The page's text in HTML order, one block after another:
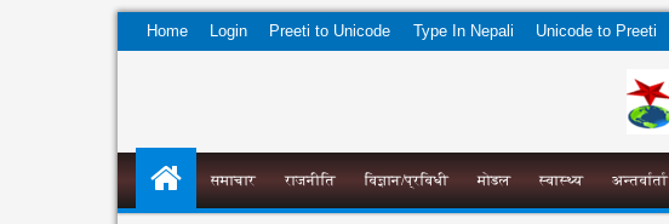
Home Login Preeti to Unicode Type In Nepali Unicode to Preeti
समाचार राजनीति विज्ञान/प्रविधी मोडल स्वास्थ्य अन्तर्वार्ता